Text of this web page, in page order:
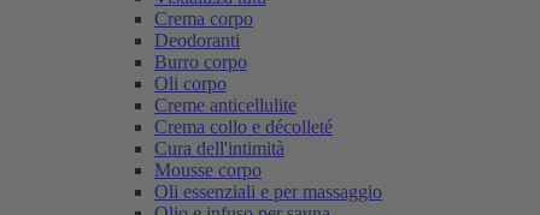
Crema corpo
Deodoranti
Burro corpo
Oli corpo
Creme anticellulite
Crema collo e décolleté
Cura dell'intimità
Mousse corpo
Oli essenziali e per massaggio